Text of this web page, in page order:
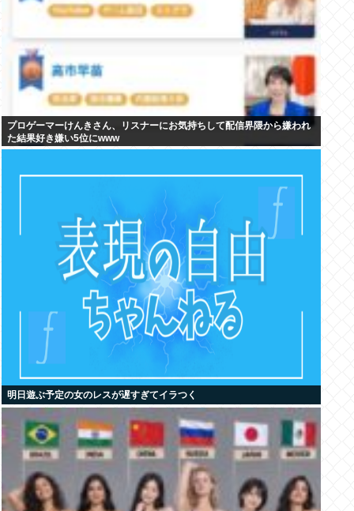
プロゲーマーけんきさん、リスナーにお気持ちして配信界隈から嫌われ
た結果好き嫌い5位にwww
明日遊ぶ予定の女のレスが遅すぎてイラつく